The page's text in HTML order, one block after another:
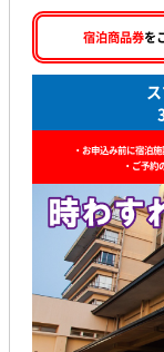
宿泊商品券を
・お申込み前に宿泊
・ご予約